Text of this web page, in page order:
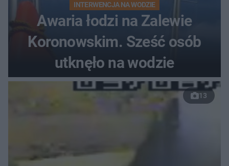
INTERWENCJA NA WODZIE
Awaria łodzi na Zalewie
Koronowskim. Sześć osób
utknęło na wodzie
13